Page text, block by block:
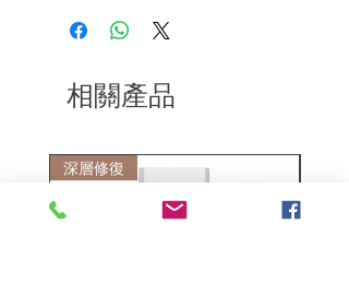
到我們的產品後的前7天內通過電子郵件
相關產品
深層修復